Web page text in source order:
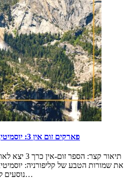
פארקים זום אין 3: יוסמיטי, סקויה וקינגס קניון
תיאור קצר:
את שמורות הטבע של קליפורניה: יוסמיטי,
נוסעים לפארקים הלאומיים…